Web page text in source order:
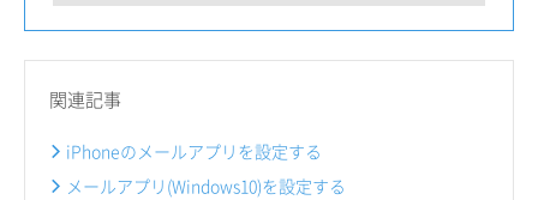
関連記事
iPhoneのメールアプリを設定する
メールアプリ(Windows10)を設定する